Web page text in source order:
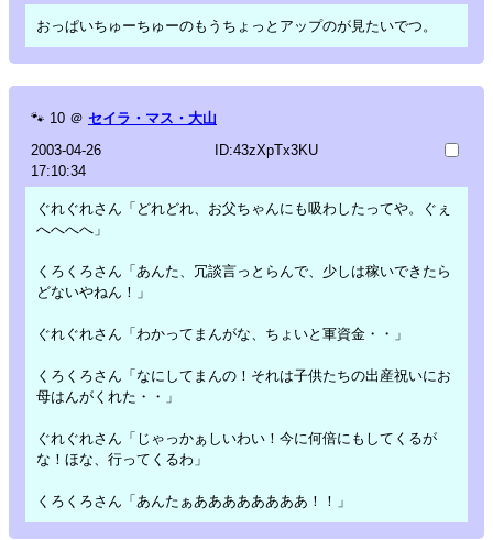
おっぱいちゅーちゅーのもうちょっとアップのが見たいでつ。
🐾 10 ＠ セイラ・マス・大山
2003-04-26
17:10:34
ID:43zXpTx3KU
ぐれぐれさん「どれどれ、お父ちゃんにも吸わしたってや。ぐぇ
へへへへ」
くろくろさん「あんた、冗談言っとらんで、少しは稼いできたら
どないやねん！」
ぐれぐれさん「わかってまんがな、ちょいと軍資金・・」
くろくろさん「なにしてまんの！それは子供たちの出産祝いにお
母はんがくれた・・」
ぐれぐれさん「じゃっかぁしいわい！今に何倍にもしてくるが
な！ほな、行ってくるわ」
くろくろさん「あんたぁああああああああ！！」